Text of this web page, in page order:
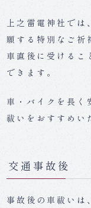
上之雷電神社で
願する特別なご祈
車直後に受けるこ
できます。
車・バイクを長く
祓いをおすすめい
交通事故後
事故後の車祓いは